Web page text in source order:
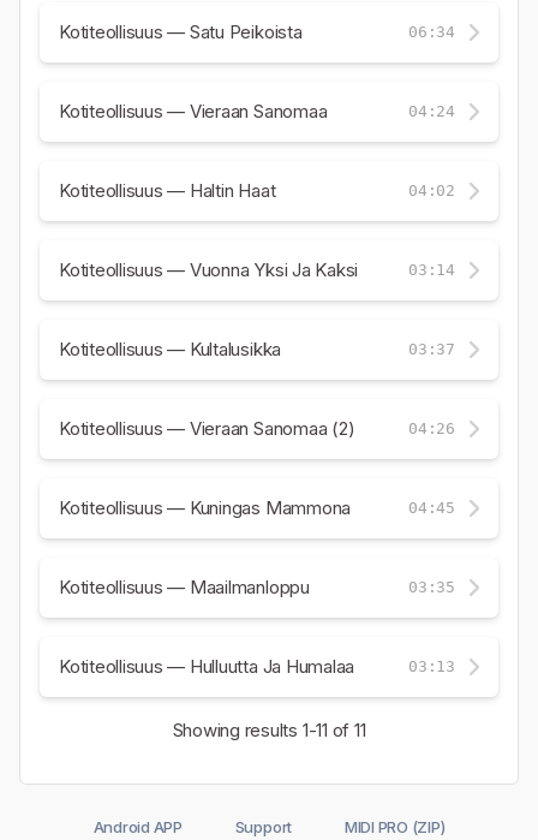
Kotiteollisuus — Satu Peikoista 06:34
Kotiteollisuus — Vieraan Sanomaa 04:24
Kotiteollisuus — Haltin Haat 04:02
Kotiteollisuus — Vuonna Yksi Ja Kaksi 03:14
Kotiteollisuus — Kultalusikka 03:37
Kotiteollisuus — Vieraan Sanomaa (2) 04:26
Kotiteollisuus — Kuningas Mammona 04:45
Kotiteollisuus — Maailmanloppu 03:35
Kotiteollisuus — Hulluutta Ja Humalaa 03:13
Showing results 1-11 of 11
Android APP Support MIDI PRO (ZIP)